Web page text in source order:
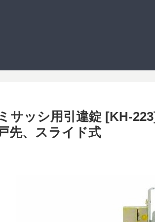
サッシ用引違錠 [KH-
先、スライド式